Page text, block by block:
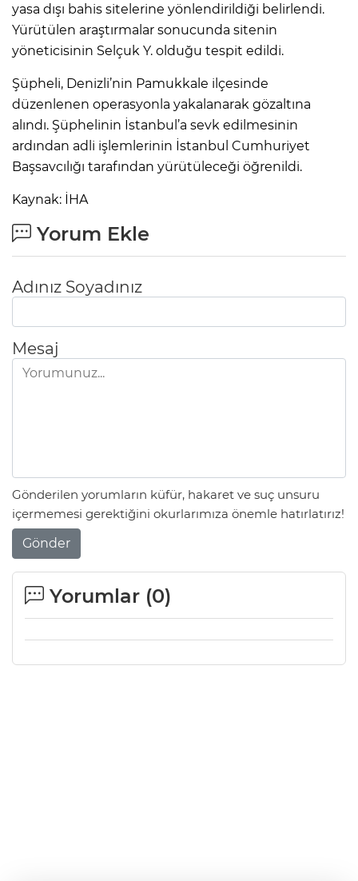
yasa dışı bahis sitelerine yönlendirildiği belirlendi.
Yürütülen araştırmalar sonucunda sitenin
yöneticisinin Selçuk Y. olduğu tespit edildi.
Şüpheli, Denizli’nin Pamukkale ilçesinde
düzenlenen operasyonla yakalanarak gözaltına
alındı. Şüphelinin İstanbul’a sevk edilmesinin
ardından adli işlemlerinin İstanbul Cumhuriyet
Başsavcılığı tarafından yürütüleceği öğrenildi.
Kaynak: İHA
Yorum Ekle
Adınız Soyadınız
Mesaj
Gönderilen yorumların küfür, hakaret ve suç unsuru
içermemesi gerektiğini okurlarımıza önemle hatırlatırız!
Gönder
Yorumlar (0)